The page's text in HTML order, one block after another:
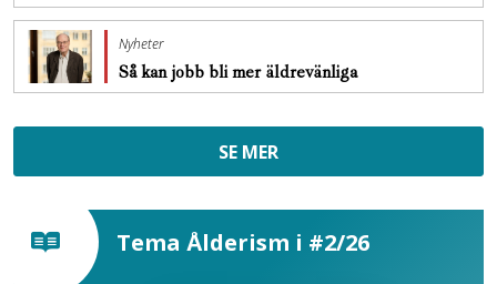
Nyheter
Så kan jobb bli mer äldrevänliga
SE MER
Tema Ålderism i #2/26